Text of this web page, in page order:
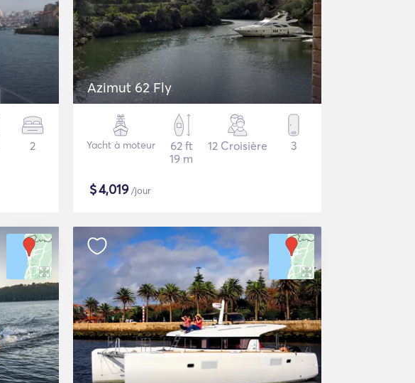
2
Azimut 62 Fly
Yacht à moteur
62 ft
19 m
12 Croisière 3
$4,019/jour